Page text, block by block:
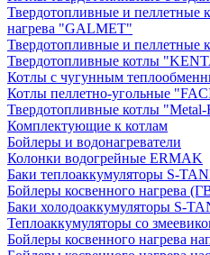
Твердотопливные и пеллетные
нагрева "GALMET"
Твердотопливные и
Твердотопливные котлы
Котлы с чугунным
Котлы пеллетно-угольные
Твердотопливные котлы "Metal-
Комплектующие к котлам
Бойлеры и водонагреватели
Колонки водогрейные ERMAK
Баки теплоаккумуляторы S-
Бойлеры косвенного нагрева
Баки холодоаккумуляторы S-
Теплоаккумуляторы со
Бойлеры косвенного нагрева